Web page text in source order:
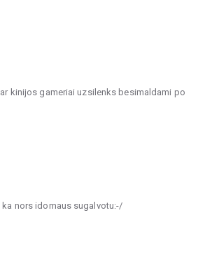
kinijos gameriai uzsilenks besimaldami po
ka nors idomaus sugalvotu:-/